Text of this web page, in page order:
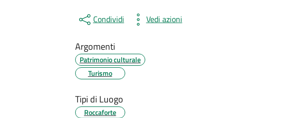
Condividi Vedi azioni
Argomenti
Patrimonio culturale
Turismo
Tipi di Luogo
Roccaforte